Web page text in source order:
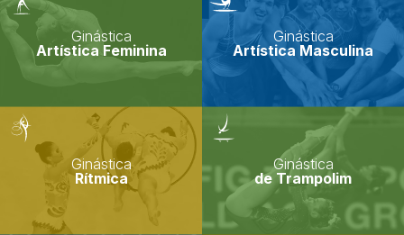
Ginástica
Artística Feminina
Ginástica
Artística Masculina
Ginástica
Rítmica
Ginástica
de Trampolim